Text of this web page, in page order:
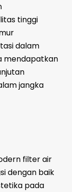
tinggi
dalam
mendapatkan
jangka
filter air
dengan baik
pada